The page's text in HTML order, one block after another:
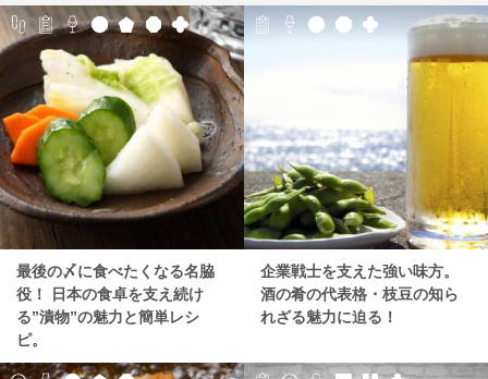
最後の〆に食べたくなる名脇
役！ 日本の食卓を支え続け
る”漬物”の魅力と簡単レシ
ピ。
企業戦士を支えた強い味方。
酒の肴の代表格・枝豆の知ら
れざる魅力に迫る！